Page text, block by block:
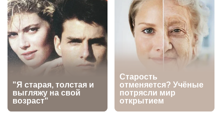
2791
5
🏠 Оправданному пастуху из Актобе подарили
квартиру
2588 7 74
6
⚠️ Доброе утро, друзья! Предлагаем обзор
главных новостей за 4 августа